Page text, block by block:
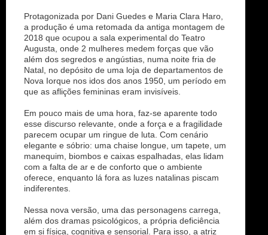
Protagonizada por Dani Guedes e Maria Clara Haro,
a produção é uma retomada da antiga montagem de
2018 que ocupou a sala experimental do Teatro
Augusta, onde 2 mulheres medem forças que vão
além dos segredos e angústias, numa noite fria de
Natal, no depósito de uma loja de departamentos de
Nova Iorque nos idos dos anos 1950, um período em
que as aflições femininas eram invisíveis.
Em pouco mais de uma hora, faz-se aparente todo
esse discurso relevante, onde a força e a fragilidade
parecem ocupar um ringue de luta. Com cenário
elegante e sóbrio: uma chaise longue, um tapete, um
manequim, biombos e caixas espalhadas, elas lidam
com a falta de ar e de conforto que o ambiente
oferece, enquanto lá fora as luzes natalinas piscam
indiferentes.
Nessa nova versão, uma das personagens carrega,
além dos dramas psicológicos, a própria deficiência
em si física, cognitiva e sensorial. Para isso, a atriz